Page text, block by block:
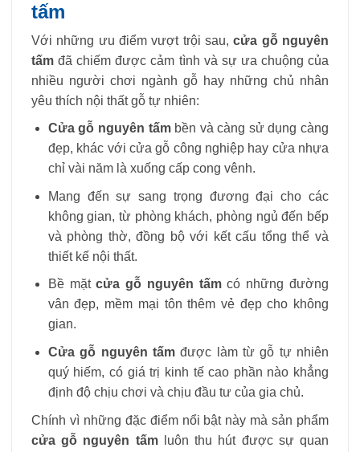
tấm
Với những ưu điểm vượt trội sau,cửa gỗ nguyên
tấm đã chiếm được cảm tình và sự ưa chuộng của
nhiều người chơi ngành gỗ hay những chủ nhân
yêu thích nội thất gỗ tự nhiên:
Cửa gỗ nguyên tấmbền và càng sử dụng càng
đẹp, khác với cửa gỗ công nghiệp hay cửa nhựa
chỉ vài năm là xuống cấp cong vênh.
Mang đến sự sang trọng đương đại cho các
không gian, từ phòng khách, phòng ngủ đến bếp
và phòng thờ, đồng bộ với kết cấu tổng thể và
thiết kế nội thất.
Bề mặtcửa gỗ nguyên tấmcó những đường
vân đẹp, mềm mại tôn thêm vẻ đẹp cho không
gian.
Cửa gỗ nguyên tấmđược làm từ gỗ tự nhiên
quý hiếm, có giá trị kinh tế cao phần nào khẳng
định độ chịu chơi và chịu đầu tư của gia chủ.
Chính vì những đặc điểm nổi bật này mà sản phẩm
cửa gỗ nguyên tấmluôn thu hút được sự quan